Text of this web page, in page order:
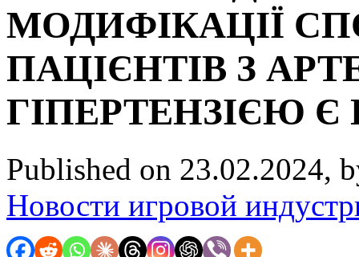
МОДИФІКАЦІЇ
ПАЦІЄНТІВ З
ГІПЕРТЕНЗІЄЮ
Published on 23.02.2024,
Новости игровой